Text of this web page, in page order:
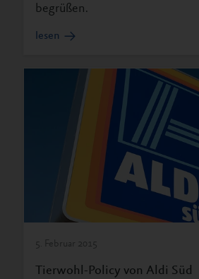
begrüßen.
lesen
5. Februar 2015
Tierwohl-Policy von Aldi Süd